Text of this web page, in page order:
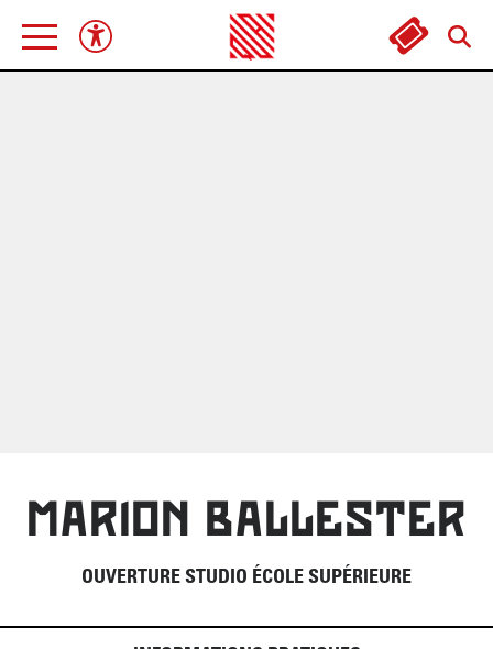
MARION BALLESTER
OUVERTURE STUDIO ÉCOLE SUPÉRIEURE